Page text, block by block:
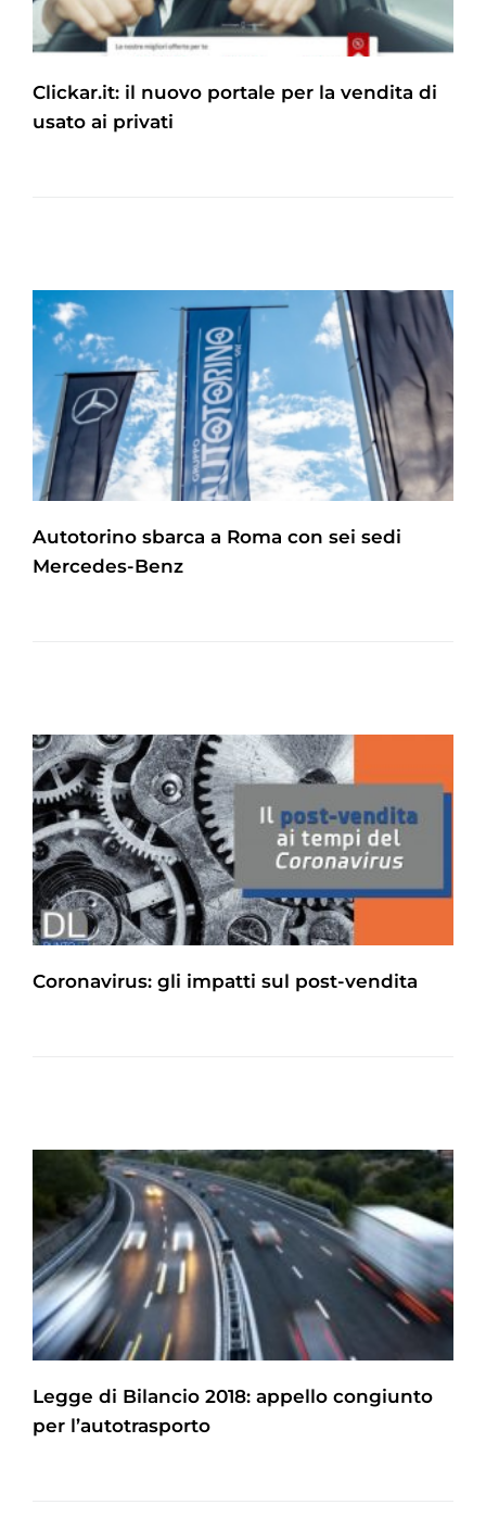
Clickar.it: il nuovo portale per la vendita di
usato ai privati
Autotorino sbarca a Roma con sei sedi
Mercedes-Benz
Coronavirus: gli impatti sul post-vendita
Legge di Bilancio 2018: appello congiunto
per l’autotrasporto